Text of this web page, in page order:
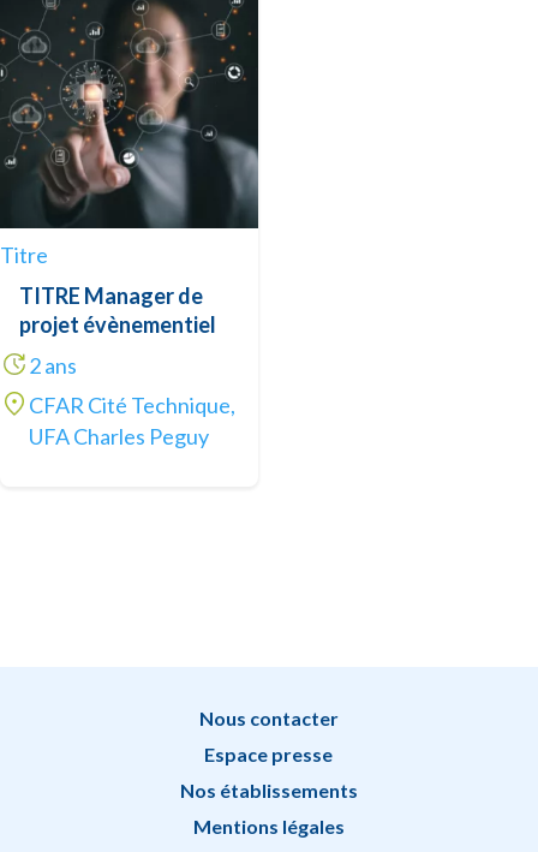
Titre
TITRE Manager de
projet évènementiel
2 ans
CFAR Cité Technique,
UFA Charles Peguy
Nous contacter
Espace presse
Nos établissements
Mentions légales